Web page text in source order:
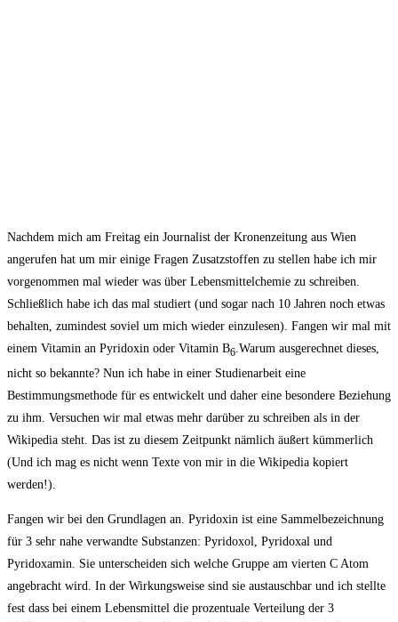
Nachdem mich am Freitag ein Journalist der Kronenzeitung aus Wien
angerufen hat um mir einige Fragen Zusatzstoffen zu stellen habe ich mir
vorgenommen mal wieder was über Lebensmittelchemie zu schreiben.
Schließlich habe ich das mal studiert (und sogar nach 10 Jahren noch etwas
behalten, zumindest soviel um mich wieder einzulesen). Fangen wir mal mit
einem Vitamin an Pyridoxin oder Vitamin B6.Warum ausgerechnet dieses,
nicht so bekannte? Nun ich habe in einer Studienarbeit eine
Bestimmungsmethode für es entwickelt und daher eine besondere Beziehung
zu ihm. Versuchen wir mal etwas mehr darüber zu schreiben als in der
Wikipedia steht. Das ist zu diesem Zeitpunkt nämlich äußert kümmerlich
(Und ich mag es nicht wenn Texte von mir in die Wikipedia kopiert
werden!).
Fangen wir bei den Grundlagen an. Pyridoxin ist eine Sammelbezeichnung
für 3 sehr nahe verwandte Substanzen: Pyridoxol, Pyridoxal und
Pyridoxamin. Sie unterscheiden sich welche Gruppe am vierten C Atom
angebracht wird. In der Wirkungsweise sind sie austauschbar und ich stellte
fest dass bei einem Lebensmittel die prozentuale Verteilung der 3